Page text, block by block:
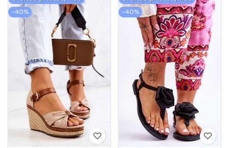
−40%
−40%